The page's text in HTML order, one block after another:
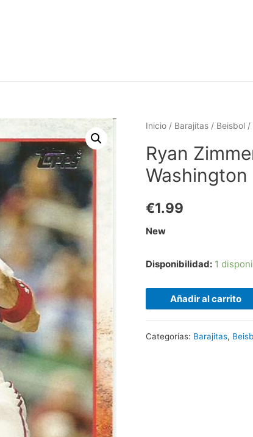
Inicio / Barajitas / Beisbol /
Ryan
€1.99
New
Disponibilidad: 1
Añadir al carrito
Categorías: Barajitas,